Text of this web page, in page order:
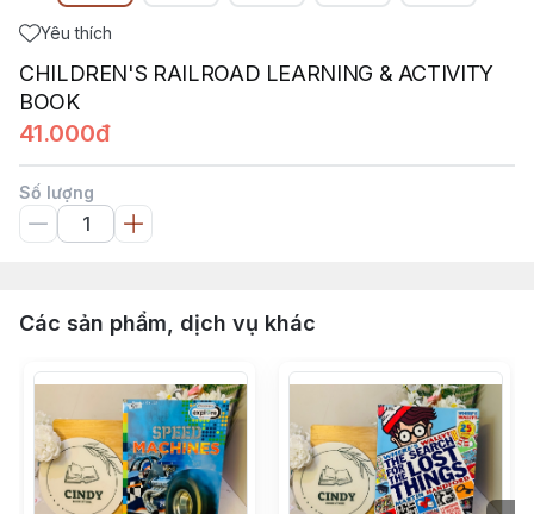
Yêu thích
CHILDREN'S RAILROAD LEARNING & ACTIVITY
BOOK
41.000đ
Số lượng
Các sản phẩm, dịch vụ khác